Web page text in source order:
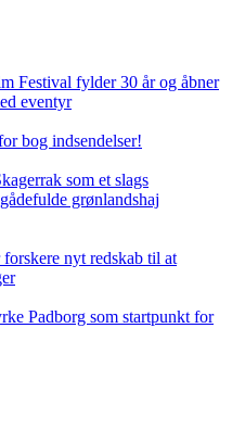
Festival fylder 30 år og åbner
eventyr
bog indsendelser!
som et slags
grønlandshaj
nyt redskab til at
Padborg som startpunkt for